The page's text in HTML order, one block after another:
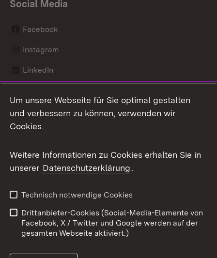
Social Media
Facebook
Instagram
LinkedIn
X / Twitter
Youtube
Kontakt
Datenschutz
Barrierefreiheit
Impressum
Cookies
Um unsere Webseite für Sie optimal gestalten
und verbessern zu können, verwenden wir
Cookies.
Weitere Informationen zu Cookies erhalten Sie in
unserer Datenschutzerklärung.
Technisch notwendige Cookies
Drittanbieter-Cookies (Social-Media-Elemente von
Facebook, X / Twitter und Google werden auf der
gesamten Webseite aktiviert.)